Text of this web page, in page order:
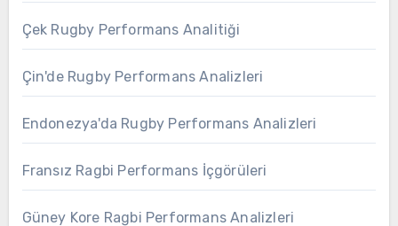
Çek Rugby Performans Analitiği
Çin'de Rugby Performans Analizleri
Endonezya'da Rugby Performans Analizleri
Fransız Ragbi Performans İçgörüleri
Güney Kore Ragbi Performans Analizleri